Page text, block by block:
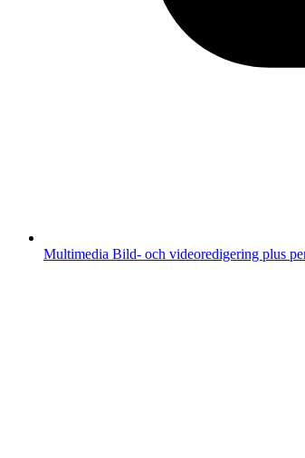
Multimedia Bild- och videoredigering plus